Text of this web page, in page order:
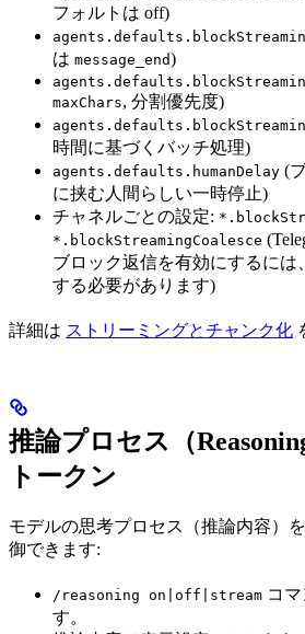
フォルトは off)
は message_end)
maxChars, 分割優先度)
時間に基づくバッチ処理)
agents.defaults.humanDelay (
に挟む人間らしい一時停止)
チャネルごとの設定:
*.blockStreamingCoalesce
ブロック返信を有効にするには
する必要があります)
詳細は ストリーミングとチャンク化
推論プロセス（
トークン
モデルの思考プロセス（推論内容）
御できます:
/reasoning on|off|stream コ
す。